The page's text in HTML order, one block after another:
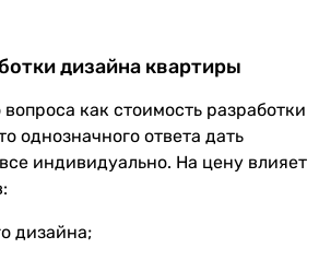
дизайна квартиры
вопроса как стоимость разработки
однозначного ответа дать
индивидуально. На цену влияет
дизайна;